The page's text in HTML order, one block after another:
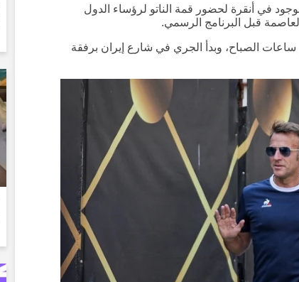
في أنقرة لحضور قمة الناتو لرؤساء الدول
قبل البرنامج الرسمي.
الصباح، وبدأ الجري في شارع إيران برفقة